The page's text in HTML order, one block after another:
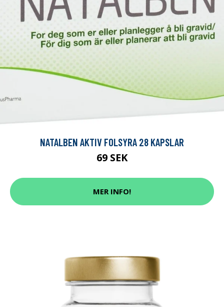
NATALBEN AKTIV FOLSYRA 28 KAPSLAR
69 SEK
MER INFO!